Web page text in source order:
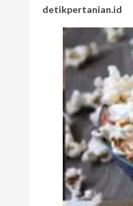
detikpertanian.id